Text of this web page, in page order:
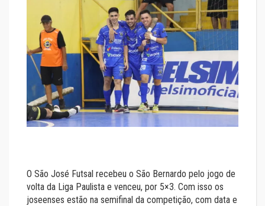
O São José Futsal recebeu o São Bernardo pelo jogo de
volta da Liga Paulista e venceu, por 5×3. Com isso os
joseenses estão na semifinal da competição, com data e